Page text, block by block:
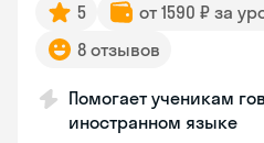
5 от 1590 ₽ за
8 отзывов
Помогает ученикам
иностранном языке